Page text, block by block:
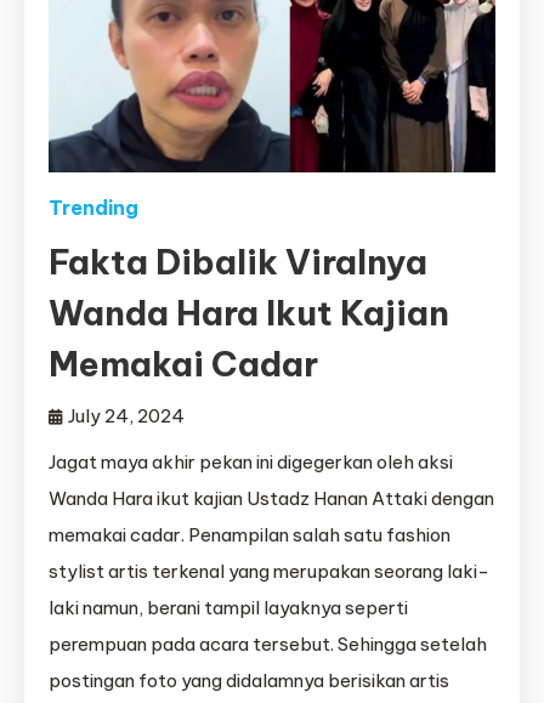
Trending
Fakta Dibalik Viralnya
Wanda Hara Ikut Kajian
Memakai Cadar
July 24, 2024
Jagat maya akhir pekan ini digegerkan oleh aksi
Wanda Hara ikut kajian Ustadz Hanan Attaki dengan
memakai cadar. Penampilan salah satu fashion
stylist artis terkenal yang merupakan seorang laki-
laki namun, berani tampil layaknya seperti
perempuan pada acara tersebut. Sehingga setelah
postingan foto yang didalamnya berisikan artis